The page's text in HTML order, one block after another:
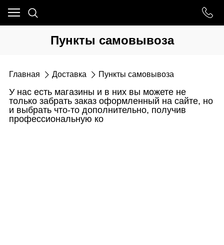
Пункты самовывоза
Главная Доставка Пункты самовывоза
У нас есть магазины и в них вы можете не
только забрать заказ оформленный на сайте, но
и выбрать что-то дополнительно, получив
профессиональную ко